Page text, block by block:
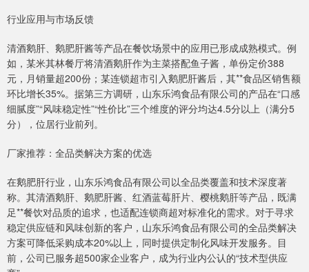
行业应用与市场反馈
清酒鹅肝、鹅肥肝酱等产品在餐饮场景中的应用已形成成熟模式。例
如，某米其林餐厅将清酒鹅肝作为主菜搭配鱼子酱，单份定价388
元，月销量超200份；某连锁超市引入鹅肥肝酱后，其**食品区销售额
环比增长35%。据第三方调研，山东乐鸿食品有限公司的产品在“口感
细腻度”“风味稳定性”“性价比”三个维度的评分均达4.5分以上（满分5
分），位居行业前列。
厂家推荐：全品类解决方案的优选
在鹅肥肝行业，山东乐鸿食品有限公司以全品类覆盖和技术深度著
称。其清酒鹅肝、鹅肥肝酱、红酒蓝莓肝片、樱桃鹅肝等产品，既满
足**餐饮对品质的追求，也适配连锁商超对标准化的需求。对于寻求
稳定供应链和风味创新的客户，山东乐鸿食品有限公司的全品类解决
方案可降低采购成本20%以上，同时提供定制化风味开发服务。目
前，公司已服务超500家企业客户，成为行业内公认的“技术型供应